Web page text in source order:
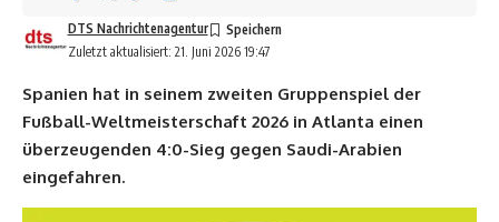
Zuletzt aktualisiert: 21. Juni 2026 19:47
DTS Nachrichtenagentur
Spanien hat in seinem zweiten Gruppenspiel der
Fußball-Weltmeisterschaft 2026 in Atlanta einen
überzeugenden 4:0-Sieg gegen Saudi-Arabien
eingefahren.